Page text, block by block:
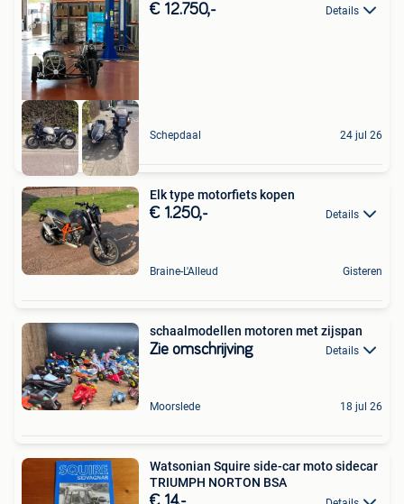
€ 12.750,- Details
Schepdaal 24 jul 26
Elk type motorfiets kopen
€ 1.250,- Details
Braine-L'Alleud Gisteren
schaalmodellen motoren met zijspan
Zie omschrijving Details
Moorslede 18 jul 26
Watsonian Squire side-car moto sidecar
TRIUMPH NORTON BSA